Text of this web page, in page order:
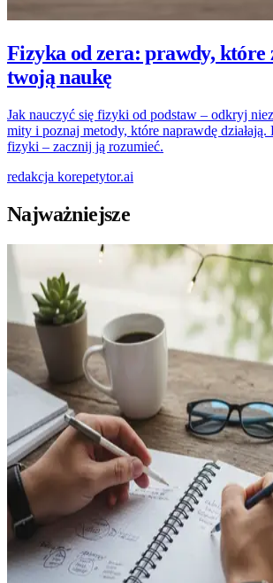
Fizyka od zera: prawdy, które
twoją naukę
Jak nauczyć się fizyki od podstaw – odkryj
mity i poznaj metody, które naprawdę działają.
fizyki – zacznij ją rozumieć.
redakcja korepetytor.ai
Najważniejsze